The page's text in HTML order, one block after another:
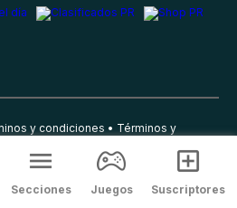
y condiciones
Términos y
Correcciones
Secciones Juegos Suscriptores